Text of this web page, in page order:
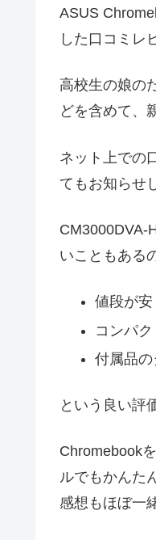
ASUS
した口コミレ
高校生の娘の
どを含めて、
ネット上での
てもお知らせ
CM3000DVA-
いこともある
値段が
コンパ
付属品
という良い評
Chromebook
ルでもかんた
感想もほぼ一